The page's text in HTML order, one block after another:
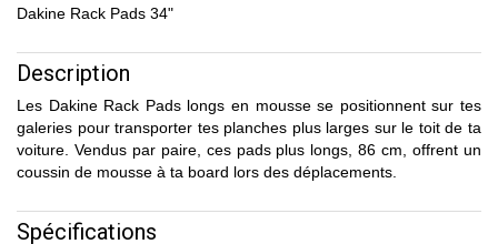
Dakine Rack Pads 34"
Description
Les Dakine Rack Pads longs en mousse se positionnent sur tes
galeries pour transporter tes planches plus larges sur le toit de ta
voiture. Vendus par paire, ces pads plus longs, 86 cm, offrent un
coussin de mousse à ta board lors des déplacements.
Spécifications